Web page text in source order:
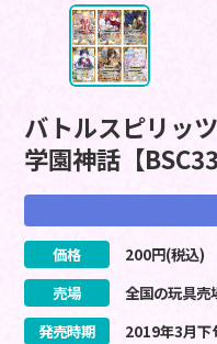
バトルスピリッ
学園神話【
価格 200円(税込)
売場
全国の玩具売
発売時期
2019年3月下